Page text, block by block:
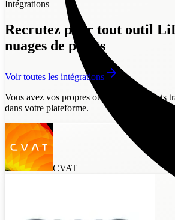
Intégrations
Recrutez pour tout outil
nuages de points
Voir toutes les intégrations
Vous avez vos propres outils ?
Nos experts
dans votre plateforme.
CVAT